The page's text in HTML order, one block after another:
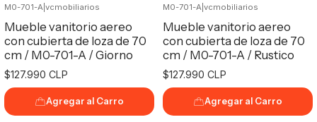
M0-701-A| vcmobiliarios
Mueble vanitorio aereo
con cubierta de loza de 70
cm / M0-701-A / Giorno
$127.990 CLP
Agregar al Carro
M0-701-A| vcmobiliarios
Mueble vanitorio aereo
con cubierta de loza de 70
cm / M0-701-A / Rustico
$127.990 CLP
Agregar al Carro